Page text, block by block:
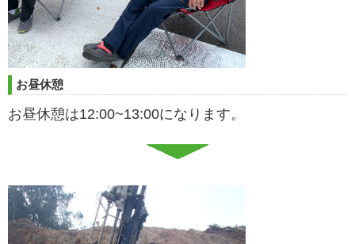
お昼休憩
お昼休憩は12:00~13:00になります。